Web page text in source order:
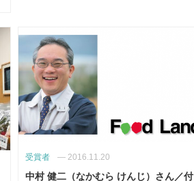
受賞者 — 2016.11.20
中村 健二（なかむら けんじ）さん／付